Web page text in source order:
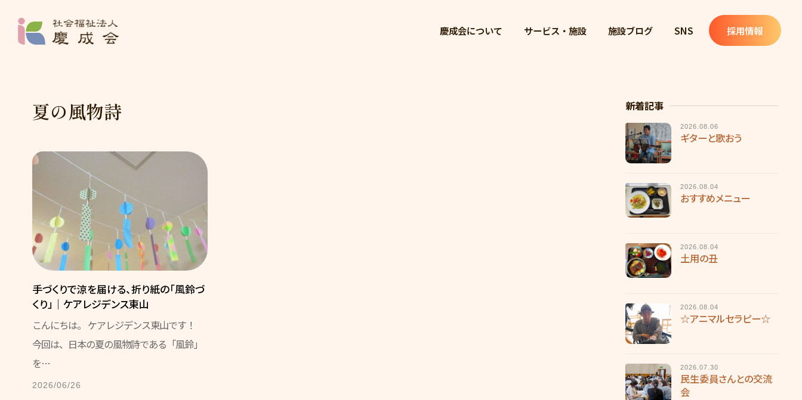
慶成会について サービス・施設 施設ブログ SNS 採用情報
夏の風物詩
手づくりで涼を届ける、折り紙の「風鈴づ
くり」｜ケアレジデンス東山
こんにちは。 ケアレジデンス東山です！
今回は、日本の夏の風物詩である「風鈴」
を…
2026/06/26
新着記事
2026.08.06
ギターと歌おう
2026.08.04
おすすめメニュー
2026.08.04
土用の丑
2026.08.04
☆アニマルセラピー☆
2026.07.30
民生委員さんとの交流
会